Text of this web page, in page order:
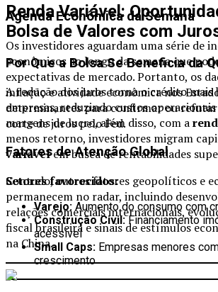
Agenda Econômica da Semana
Os investidores aguardam uma série de
econômicos ao longo da semana que
expectativas de mercado. Portanto, os
inflação e atividade econômica nos
determinantes para confirmar ou refutar
corte de juros pelo Fed.
Fatores de Atenção Global
Contudo, outros fatores geopolíticos e
permanecem no radar, incluindo
relações comerciais internacionais,
fiscal brasileira e sinais de estímulos
na China.
Renda Variável:
Bolsa de Valores com
Por Que a Bolsa Se Beneficia da
A redução dos juros torna o crédito mais
empresas, reduzindo custos
margens de lucro, além disso, com a
menos retorno, investidores migram
variávelem busca de rentabilidades
Setores favorecidos:
Varejo: Aumento do consumo com
Construção Civil:Financiamento
acessível
Small Caps: Empresas menores
crescimento